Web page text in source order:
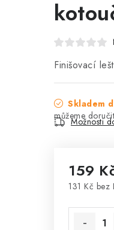
Finišovací
Skladem
Možnosti
159
131 Kč bez